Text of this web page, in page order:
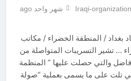
Iraqi-
شهر واحد ago
بغداد / المنطقة الخضراء / مكاتب
… تشير التسريبات المتواصلة من
والتي حصلت عليها ” المنظمة
تلت على ما يسمى بعملية “صولة